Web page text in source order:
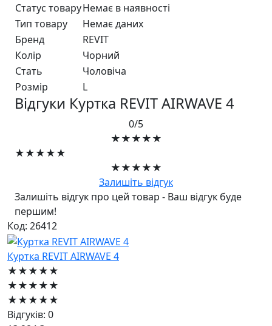
Статус товаруНемає в наявності
Тип товару
Немає даних
Бренд
REVIT
Колір
Чорний
Стать
Чоловiча
Розмір
L
Відгуки Куртка REVIT AIRWAVE 4
0/5
★★★★★
★★★★★
★★★★★
Залишіть відгук
Залишіть відгук про цей товар - Ваш відгук буде
першим!
Код: 26412
Куртка REVIT AIRWAVE 4
★★★★★
★★★★★
★★★★★
Відгуків: 0